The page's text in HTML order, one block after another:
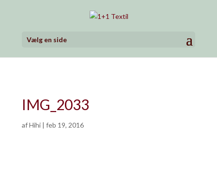
Vælg en side
IMG_2033
afHihi| feb 19, 2016